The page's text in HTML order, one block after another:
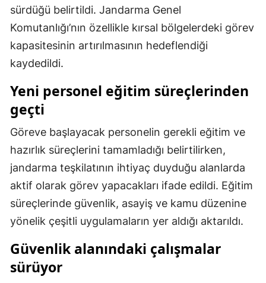
Rize
Sakarya
Sivas
Tekirdağ
Trabzon
Tunceli
sürdüğü belirtildi. Jandarma Genel
Komutanlığı’nın özellikle kırsal bölgelerdeki görev
kapasitesinin artırılmasının hedeflendiği
kaydedildi.
Yeni personel eğitim süreçlerinden
geçti
Göreve başlayacak personelin gerekli eğitim ve
hazırlık süreçlerini tamamladığı belirtilirken,
jandarma teşkilatının ihtiyaç duyduğu alanlarda
aktif olarak görev yapacakları ifade edildi. Eğitim
süreçlerinde güvenlik, asayiş ve kamu düzenine
yönelik çeşitli uygulamaların yer aldığı aktarıldı.
Güvenlik alanındaki çalışmalar
sürüyor